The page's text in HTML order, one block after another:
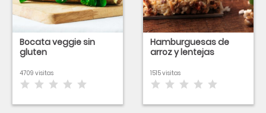
Bocata veggie sin
gluten
4709 visitas
Hamburguesas de
arroz y lentejas
1515 visitas